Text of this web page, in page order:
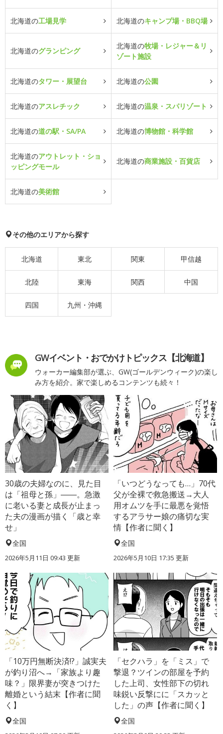
北海道の工場見学 北海道のキャンプ場・BBQ場
北海道のグランピング
北海道の牧場・レジャー＆リ
ゾート施設
北海道のタワー・展望台 北海道の公園
北海道のアスレチック 北海道の温泉・スパリゾート
北海道の道の駅・SA/PA 北海道の博物館・科学館
北海道のアウトレット・ショ
ッピングモール
北海道の商業施設・百貨店
北海道の美術館
その他のエリアから探す
北海道 東北 関東 甲信越
北陸 東海 関西 中国
四国 九州・沖縄
GWイベント・おでかけトピックス【北海道】
ウォーカー編集部が選ぶ、GW(ゴールデンウィーク)の楽し
み方を紹介。家で楽しめるコンテンツも続々！
30歳の夫婦なのに、見た目
は「祖母と孫」――。急激
に老いる妻と成長が止まっ
た夫の漫画が描く「歳と幸
せ」
全国
2026年5月11日 09:43 更新
「いつどうなっても…」70代
父が全裸で救急搬送→大人
用オムツを手に最悪を覚悟
するアラサー娘の痛切な実
情【作者に聞く】
全国
2026年5月10日 17:35 更新
「10万円無断決済!?」誠実夫
が釣り沼へ→「家族より趣
味？」限界妻が突きつけた
離婚という結末【作者に聞
く】
全国
「セクハラ」を「ミス」で
撃退？ツインの部屋を予約
した上司、女性部下の切れ
味鋭い反撃にに「スカッと
した」の声【作者に聞く】
全国